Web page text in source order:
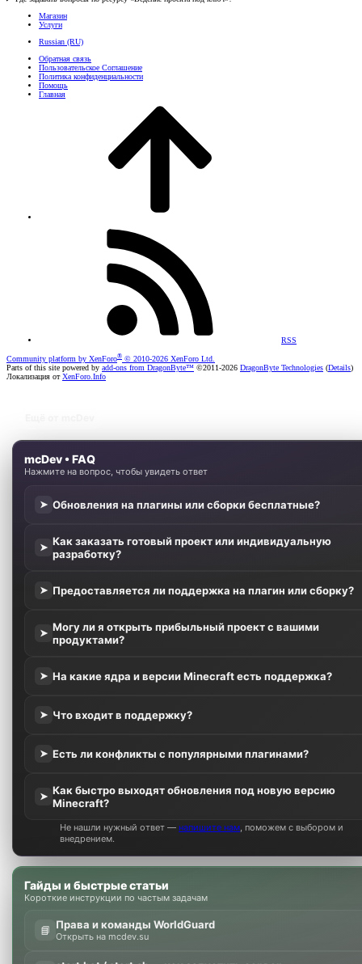
Магазин
Услуги
Russian (RU)
Обратная связь
Пользовательское Соглашение
Политика конфиденциальности
Помощь
Главная
RSS
Community platform by XenForo® © 2010-2026 XenForo Ltd.
Parts of this site powered by add-ons from DragonByte™ ©2011-2026 DragonByte Technologies (Details)
Локализация отXenForo.Info
mcDev • FAQ
Нажмите на вопрос, чтобы увидеть ответ
➤ Обновления на плагины или сборки бесплатные?
➤ Как заказать готовый проект или индивидуальную
разработку?
➤ Предоставляется ли поддержка на плагин или сборку?
➤ Могу ли я открыть прибыльный проект с вашими
продуктами?
➤ На какие ядра и версии Minecraft есть поддержка?
➤ Что входит в поддержку?
➤ Есть ли конфликты с популярными плагинами?
➤ Как быстро выходят обновления под новую версию
Minecraft?
Не нашли нужный ответ —напишите нам, поможем с выбором и
внедрением.
Гайды и быстрые статьи
Короткие инструкции по частым задачам
📘 Права и команды WorldGuard
Открыть на mcdev.su